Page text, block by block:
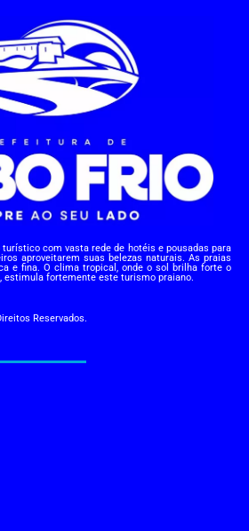
com vasta rede de hotéis e pousadas para
aproveitarem suas belezas naturais. As praias
e fina. O clima tropical, onde o sol brilha forte o
estimula fortemente este turismo praiano.
Reservados.